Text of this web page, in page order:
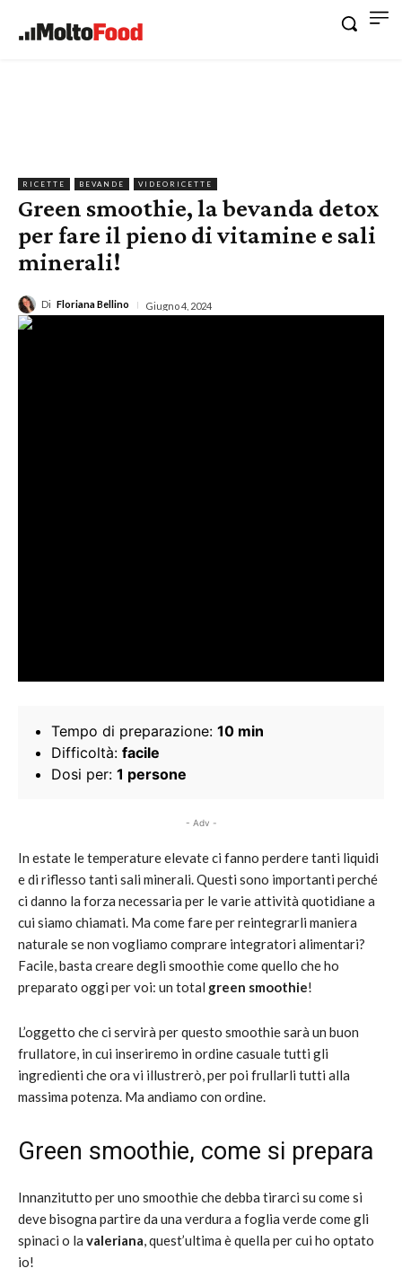
RICETTE BEVANDE VIDEORICETTE
Green smoothie, la bevanda detox
per fare il pieno di vitamine e sali
minerali!
Di Floriana Bellino Giugno 4, 2024
Tempo di preparazione: 10 min
Difficoltà: facile
Dosi per: 1 persone
- Adv -
In estate le temperature elevate ci fanno perdere tanti liquidi
e di riflesso tanti sali minerali. Questi sono importanti perché
ci danno la forza necessaria per le varie attività quotidiane a
cui siamo chiamati. Ma come fare per reintegrarli maniera
naturale se non vogliamo comprare integratori alimentari?
Facile, basta creare degli smoothie come quello che ho
preparato oggi per voi: un total green smoothie!
L’oggetto che ci servirà per questo smoothie sarà un buon
frullatore, in cui inseriremo in ordine casuale tutti gli
ingredienti che ora vi illustrerò, per poi frullarli tutti alla
massima potenza. Ma andiamo con ordine.
Green smoothie, come si prepara
Innanzitutto per uno smoothie che debba tirarci su come si
deve bisogna partire da una verdura a foglia verde come gli
spinaci o la valeriana, quest’ultima è quella per cui ho optato
io!